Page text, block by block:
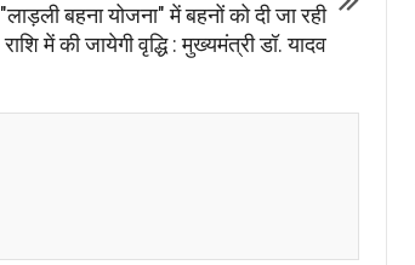
"लाड़ली बहना योजना" में बहनों को दी जा रही
राशि में की जायेगी वृद्धि : मुख्यमंत्री डॉ. यादव